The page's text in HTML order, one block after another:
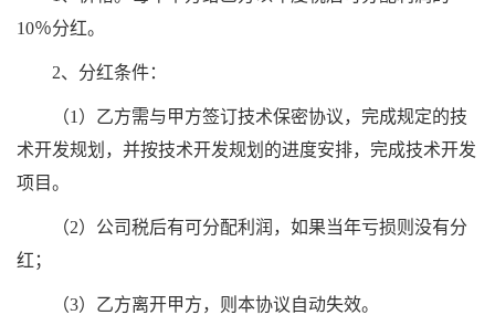
10％分红。
2、分红条件：
（1）乙方需与甲方签订技术保密协议，完成规定的技
术开发规划，并按技术开发规划的进度安排，完成技术开发
项目。
（2）公司税后有可分配利润，如果当年亏损则没有分
红；
（3）乙方离开甲方，则本协议自动失效。